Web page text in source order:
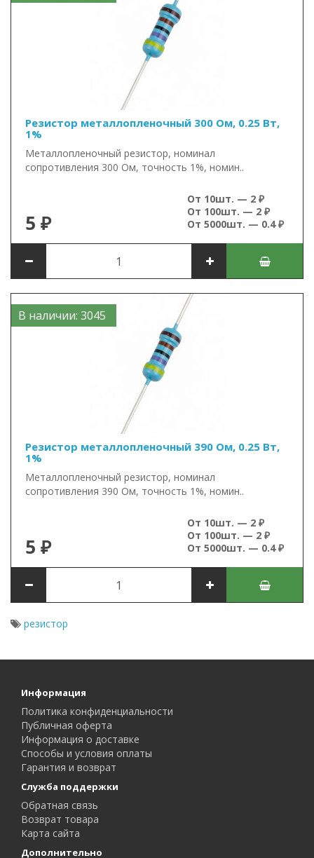
Резистор металлопленочный 300 Ом, 0.25 Вт,
1%
Металлопленочный резистор, номинал
сопротивления 300 Ом, точность 1%, номин..
5 ₽
От 10шт. — 2 ₽
От 100шт. — 2 ₽
От 5000шт. — 0.4 ₽
В наличии: 3045
Резистор металлопленочный 390 Ом, 0.25 Вт,
1%
Металлопленочный резистор, номинал
сопротивления 390 Ом, точность 1%, номин..
5 ₽
От 10шт. — 2 ₽
От 100шт. — 2 ₽
От 5000шт. — 0.4 ₽
резистор
Информация
Политика конфиденциальности
Публичная оферта
Информация о доставке
Способы и условия оплаты
Гарантия и возврат
Служба поддержки
Обратная связь
Возврат товара
Карта сайта
Дополнительно